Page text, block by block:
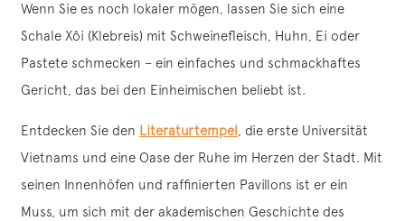
Wenn Sie es noch lokaler mögen, lassen Sie sich eine
Schale Xôi (Klebreis) mit Schweinefleisch, Huhn, Ei oder
Pastete schmecken – ein einfaches und schmackhaftes
Gericht, das bei den Einheimischen beliebt ist.
Entdecken Sie den Literaturtempel , die erste Universität
Vietnams und eine Oase der Ruhe im Herzen der Stadt. Mit
seinen Innenhöfen und raffinierten Pavillons ist er ein
Muss, um sich mit der akademischen Geschichte des